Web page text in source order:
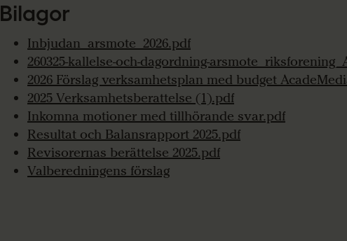
Bilagor
Inbjudan_arsmote_2026.pdf
260325-kallelse-och-dagordning-
2026 Förslag verksamhetsplan med budget
2025 Verksamhetsberattelse (1).pdf
Inkomna motioner med tillhörande svar.pdf
Resultat och Balansrapport 2025.pdf
Revisorernas berättelse 2025.pdf
Valberedningens förslag